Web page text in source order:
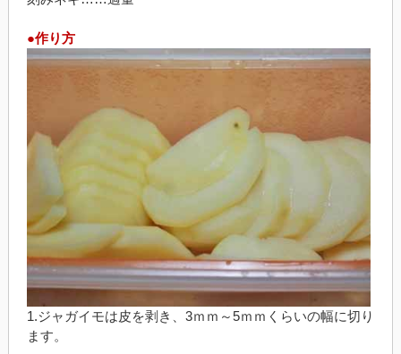
●作り方
1.ジャガイモは皮を剥き、3ｍｍ～5ｍｍくらいの幅に切り
ます。